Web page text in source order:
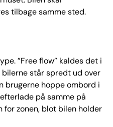
tilbage samme sted.
”Free flow” kaldes det i
står spredt ud over
brugerne hoppe ombord i
på samme på
zonen, blot bilen holder